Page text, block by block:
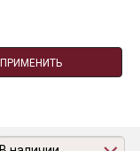
ПРИМЕНИТЬ